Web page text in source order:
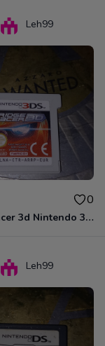
Leh99
0
Ridge racer 3d Nintendo 3DS
Leh99